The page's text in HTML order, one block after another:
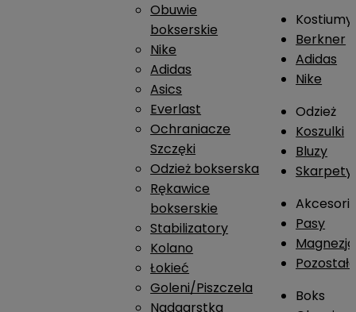
Obuwie
bokserskie
Nike
Adidas
Asics
Everlast
Ochraniacze
Szczęki
Odzież bokserska
Rękawice
bokserskie
Stabilizatory
Kolano
Łokieć
Goleni/Piszczela
Nadgarstka
Kostiumy
Berkner
Adidas
Nike
Odzież
Koszulki
Bluzy
Skarpety
Pasy
Magnezja
Boks